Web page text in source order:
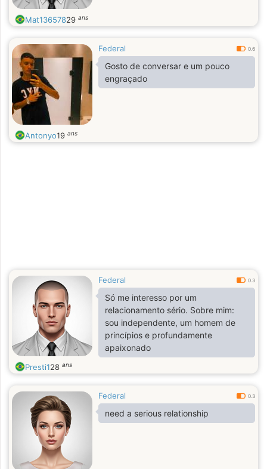
Mat13657829 ans
Federal 0.6
Gosto de conversar e um pouco
engraçado
Antonyo19 ans
Federal 0.3
Só me interesso por um
relacionamento sério. Sobre mim:
sou independente, um homem de
princípios e profundamente
apaixonado
Presti128 ans
Federal 0.3
need a serious relationship